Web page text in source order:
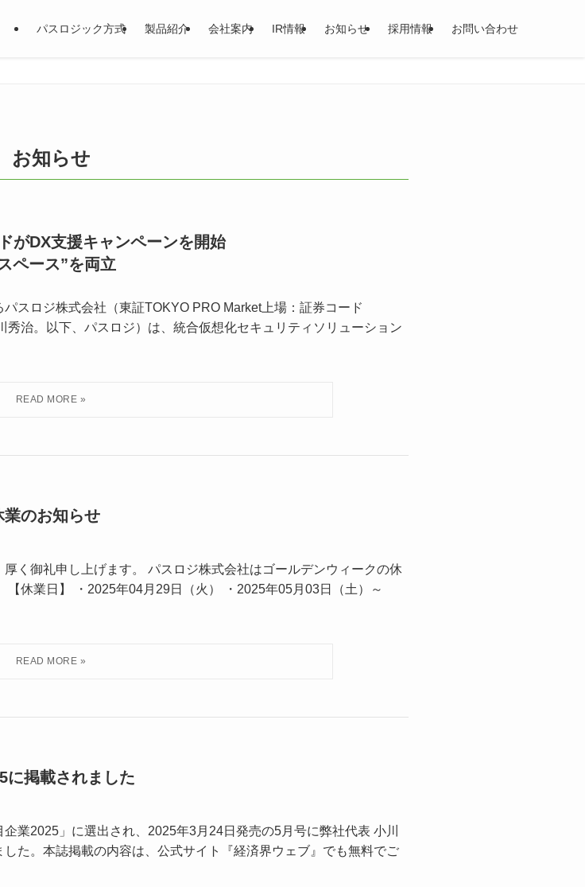
パスロジック方式 製品紹介 会社案内 IR情報 お知らせ 採用情報 お問い合わせ
お知らせ
がDX支援キャンペーンを開始
ペース”を両立
スロジ株式会社（東証TOKYO PRO Market上場：証券コード
治。以下、パスロジ）は、統合仮想化セキュリティソリューション
業のお知らせ
く御礼申し上げます。 パスロジ株式会社はゴールデンウィークの休
休業日】 ・2025年04月29日（火） ・2025年05月03日（土）～
に掲載されました
業2025」に選出され、2025年3月24日発売の5月号に弊社代表 小川
た。本誌掲載の内容は、公式サイト『経済界ウェブ』でも無料でご